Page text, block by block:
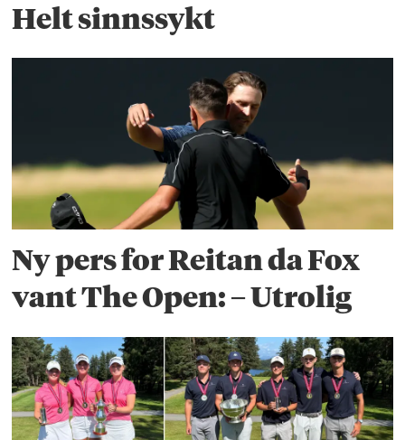
Helt sinnssykt
Ny pers for Reitan da Fox
vant The Open: – Utrolig